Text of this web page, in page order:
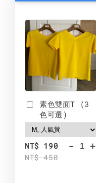
素色雙面T (3
色可選)
NT$ 190
NT$ 450
- +